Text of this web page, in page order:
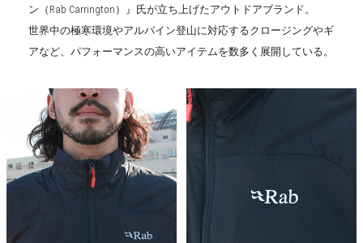
ン（Rab Carrington）』氏が立ち上げたアウトドアブランド。
世界中の極寒環境やアルパイン登山に対応するクロージングやギ
アなど、パフォーマンスの高いアイテムを数多く展開している。